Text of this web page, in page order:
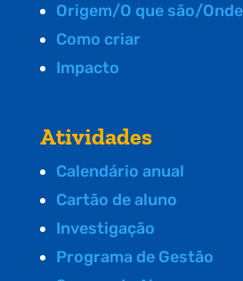
Origem/O que são/
Como criar
Impacto
Atividades
Calendário anual
Cartão de aluno
Investigação
Programa de Gestão